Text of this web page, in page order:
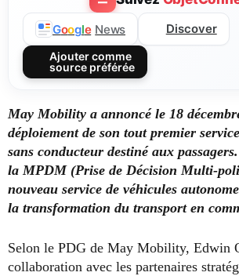
Google News Discover
Ajouter comme
source préférée
May Mobility a annoncé le 18
déploiement de son tout premier
sans conducteur destiné aux
la MPDM (Prise de Décision Multi-
nouveau service de véhicules
la transformation du transport en
Selon le PDG de May Mobility, Edwin
collaboration avec les partenaires